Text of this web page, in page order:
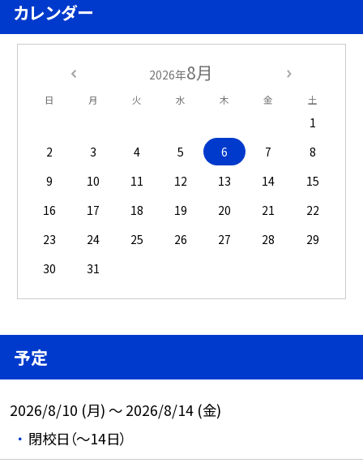
カレンダー
2026年8月
日 月 火 水 木 金 土
1
2
3 4 5 6 7
8
9
10 11 12 13 14
15
16
17 18 19 20 21
22
23
24 25 26 27 28
29
30
31
予定
2026/8/10 (月) ～ 2026/8/14 (金)
閉校日（～14日）